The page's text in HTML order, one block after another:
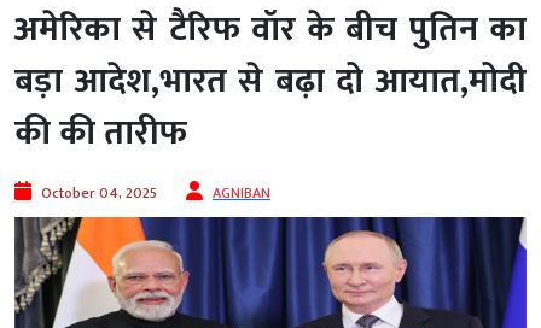
अमेरिका से टैरिफ वॉर के बीच पुतिन का
बड़ा आदेश,भारत से बढ़ा दो आयात,मोदी
की की तारीफ
October 04, 2025 AGNIBAN